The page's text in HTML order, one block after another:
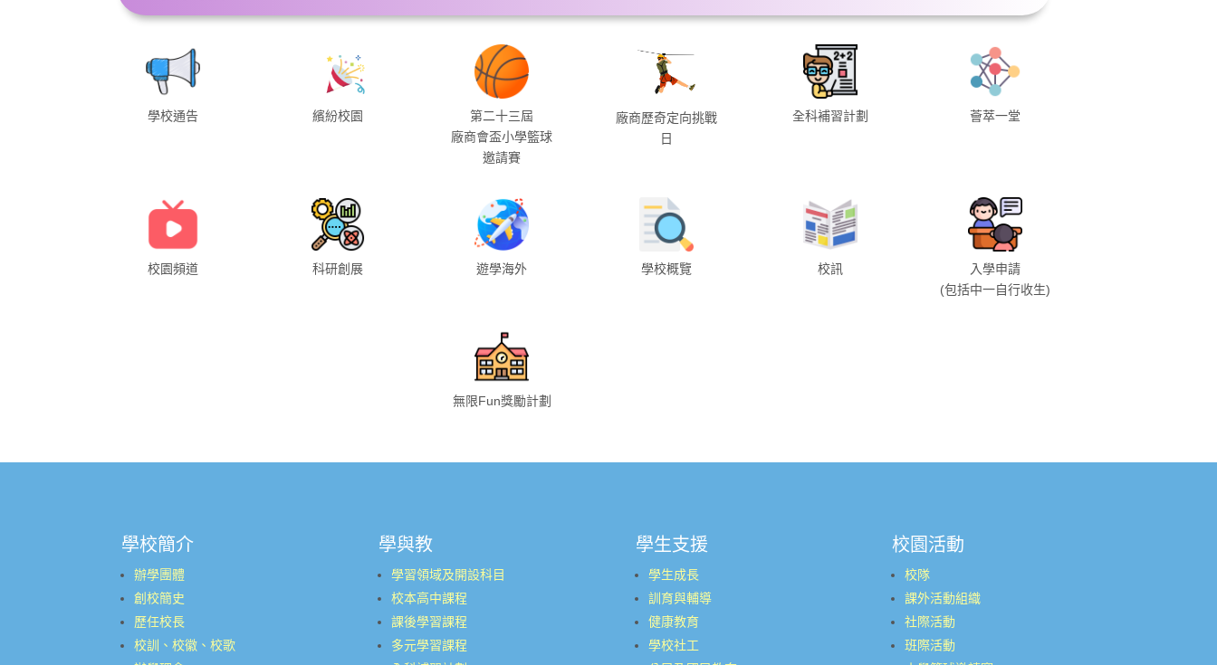
學校通告 繽紛校園
第二十三屆
廠商會盃小學籃球
邀請賽
廠商歷奇定向挑戰
日
全科補習計劃 薈萃一堂
校園頻道 科研創展 遊學海外 學校概覽 校訊
入學申請
(包括中一自行收生)
無限Fun獎勵計劃
學校簡介
辦學團體
創校簡史
歷任校長
校訓、校徽、校歌
學與教
學習領域及開設科目
校本高中課程
課後學習課程
多元學習課程
學生支援
學生成長
訓育與輔導
健康教育
學校社工
校園活動
校隊
課外活動組織
社際活動
班際活動